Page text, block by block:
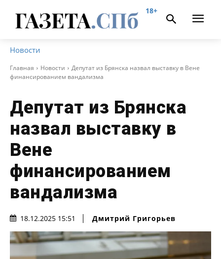
18+
Новости
Главная Новости
Депутат из Брянска назвал выставку в Вене
финансированием вандализма
Депутат из Брянска
назвал выставку в
Вене
финансированием
вандализма
18.12.2025 15:51 Дмитрий Григорьев